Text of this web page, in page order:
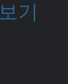
기